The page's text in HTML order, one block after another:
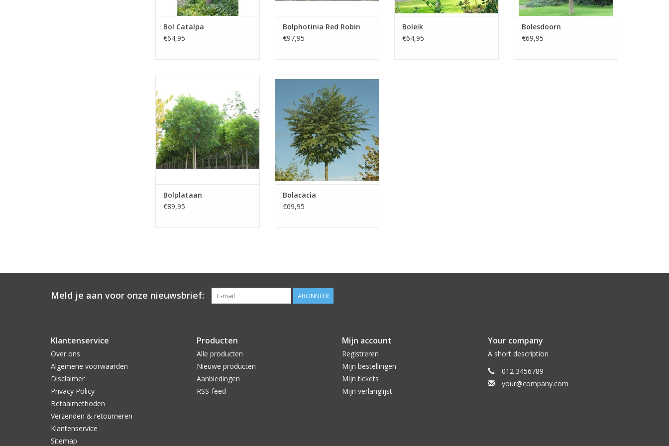
Bol Catalpa
€64,95
Bolphotinia Red Robin
€97,95
Boleik
€64,95
Bolesdoorn
€69,95
hispanica-alphens-globe) is een
mooie soort, welke vrij groot kan
worden. Snoeien is dan ook van
groot belang.
TOEVOEGEN AAN WINKELWAGEN
Bolplataan
€89,95
De Bolacacia (Robina
Pseudoacacia Umbraculifera) is
een prachtexemplaar voor de
tuin en is één van de oudste
bolbomen.
TOEVOEGEN AAN WINKELWAGEN
Bolacacia
€69,95
Meld je aan voor onze nieuwsbrief: ABONNEER
Klantenservice
Over ons
Algemene voorwaarden
Disclaimer
Privacy Policy
Betaalmethoden
Verzenden & retourneren
Klantenservice
Sitemap
Producten
Alle producten
Nieuwe producten
Aanbiedingen
RSS-feed
Mijn account
Registreren
Mijn bestellingen
Mijn tickets
Mijn verlanglijst
Your company
A short description
012 3456789
your@company.com